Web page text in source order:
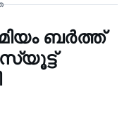
ബർത്ത്
സ്യൂട്ട്